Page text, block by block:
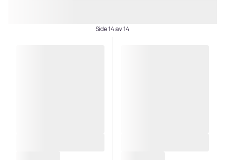
Side 14 av 14